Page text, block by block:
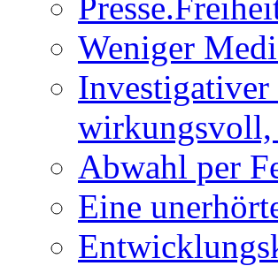
Weniger
wirkungsvoll,
Abwahl per
Eine